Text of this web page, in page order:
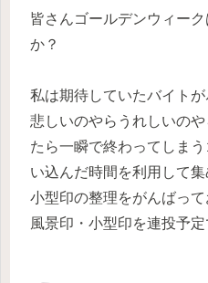
皆さんゴールデンウィー
か？
私は期待していたバイトが
悲しいのやらうれしいの
たら一瞬で終わってしま
い込んだ時間を利用して
小型印の整理をがんばっ
風景印・小型印を連投予定